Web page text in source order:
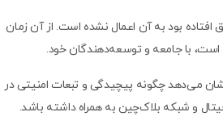
افتاده بود به آن اعمال نشده است. از آن زمان
بود که نشان می‌دهد چگونه پیچیدگی و تبعات امنیتی در
و شبکه بلاک‌چین به همراه داشته باشد.